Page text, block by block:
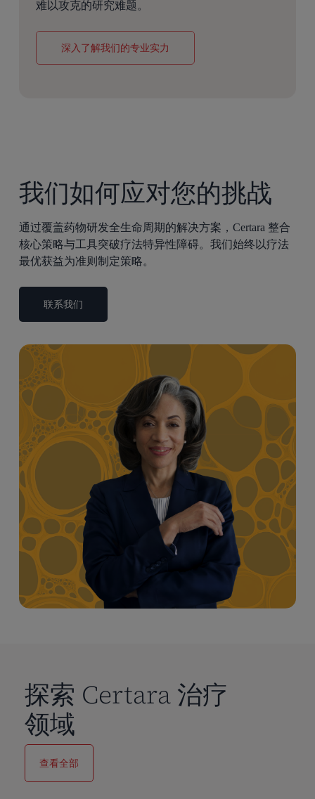
难以攻克的研究难题。
深入了解我们的专业实力
我们如何应对您的挑战
通过覆盖药物研发全生命周期的解决方案，Certara 整合
核心策略与工具突破疗法特异性障碍。我们始终以疗法
最优获益为准则制定策略。
联系我们
探索 Certara 治疗
领域
查看全部